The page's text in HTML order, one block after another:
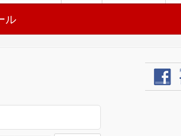
ル